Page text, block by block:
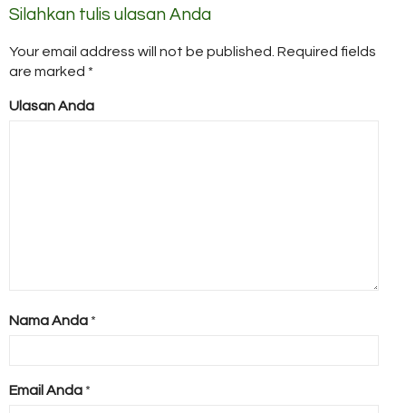
Silahkan tulis ulasan Anda
Your email address will not be published. Required fields
are marked *
Ulasan Anda
Nama Anda *
Email Anda *